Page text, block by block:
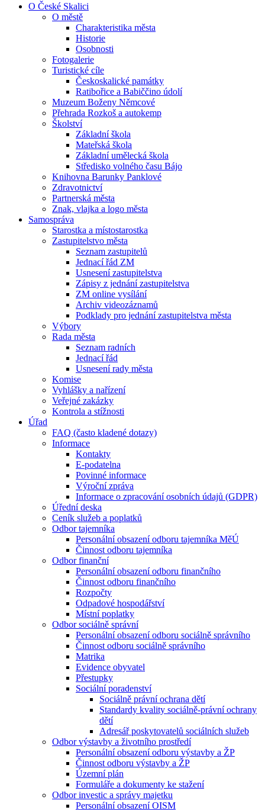
O České Skalici
O městě
Charakteristika města
Historie
Osobnosti
Fotogalerie
Turistické cíle
Českoskalické památky
Ratibořice a Babiččino údolí
Muzeum Boženy Němcové
Přehrada Rozkoš a autokemp
Školství
Základní škola
Mateřská škola
Základní umělecká škola
Středisko volného času Bájo
Knihovna Barunky Panklové
Zdravotnictví
Partnerská města
Znak, vlajka a logo města
Samospráva
Starostka a místostarostka
Zastupitelstvo města
Seznam zastupitelů
Jednací řád ZM
Usnesení zastupitelstva
Zápisy z jednání zastupitelstva
ZM online vysílání
Archiv videozáznamů
Podklady pro jednání zastupitelstva města
Výbory
Rada města
Seznam radních
Jednací řád
Usnesení rady města
Komise
Vyhlášky a nařízení
Veřejné zakázky
Kontrola a stížnosti
Úřad
FAQ (často kladené dotazy)
Informace
Kontakty
E-podatelna
Povinné informace
Výroční zpráva
Informace o zpracování osobních údajů (GDPR)
Úřední deska
Ceník služeb a poplatků
Odbor tajemníka
Personální obsazení odboru tajemníka MěÚ
Činnost odboru tajemníka
Odbor finanční
Personální obsazení odboru finančního
Činnost odboru finančního
Rozpočty
Odpadové hospodářství
Místní poplatky
Odbor sociálně správní
Personální obsazení odboru sociálně správního
Činnost odboru sociálně správního
Matrika
Evidence obyvatel
Přestupky
Sociální poradenství
Sociálně právní ochrana dětí
Standardy kvality sociálně-právní ochrany
dětí
Adresář poskytovatelů sociálních služeb
Odbor výstavby a životního prostředí
Personální obsazení odboru výstavby a ŽP
Činnost odboru výstavby a ŽP
Územní plán
Formuláře a dokumenty ke stažení
Odbor investic a správy majetku
Personální obsazení OISM